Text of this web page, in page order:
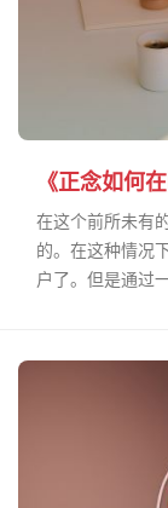
《正念如何
在这个前所未有
的。在这种情况
户了。但是通过